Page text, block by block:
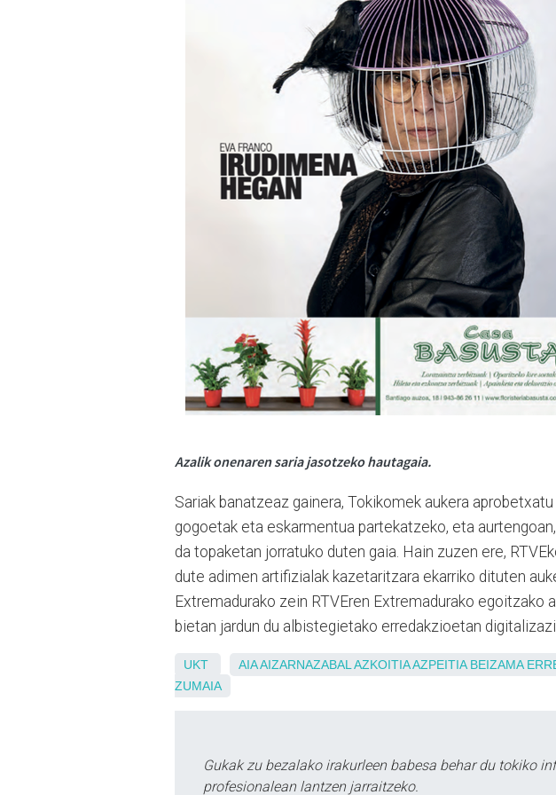
Azalik onenaren saria jasotzeko hautagaia.
Sariak banatzeaz gainera, Tokikomek aukera
gogoetak eta eskarmentua partekatzeko, eta
da topaketan jorratuko duten gaia. Hain zuzen ere,
dute adimen artifizialak kazetaritzara ekarriko dituten
Extremadurako zein RTVEren Extremadurako egoitzako
bietan jardun du albistegietako erredakzioetan
UKT AIAAIZARNAZABAL AZKOITIAAZPEITIA BEIZAMA
ZUMAIA
Gukak zu bezalako irakurleen babesa behar du tokiko
profesionalean lantzen jarraitzeko.